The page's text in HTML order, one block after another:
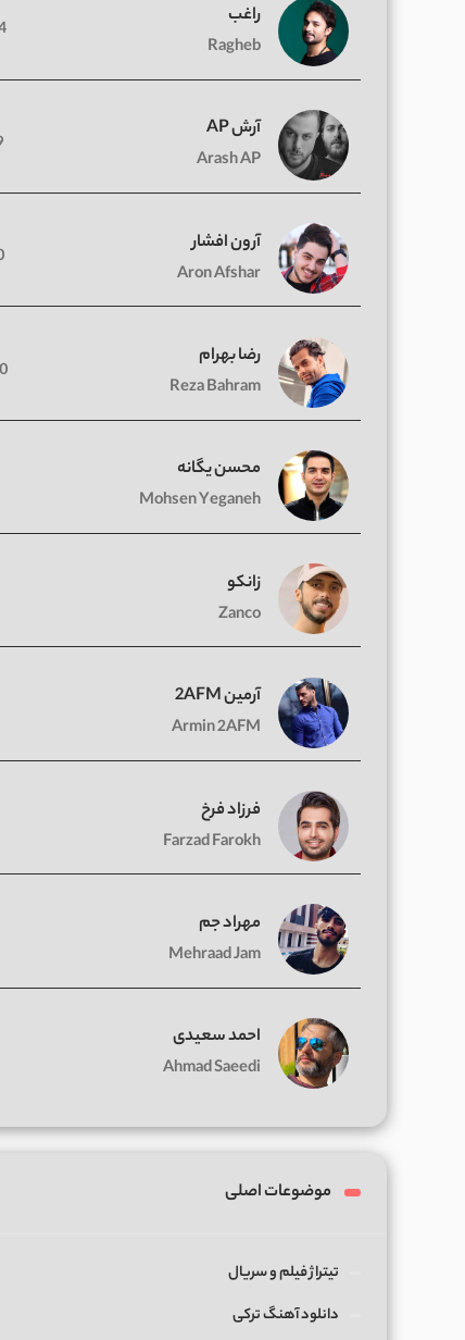
راغب
Ragheb
آرش AP
Arash AP
آرون افشار
Aron Afshar
رضا بهرام
Reza Bahram
محسن یگانه
Mohsen Yeganeh
زانکو
Zanco
آرمین 2AFM
Armin 2AFM
فرزاد فرخ
Farzad Farokh
مهراد جم
Mehraad Jam
احمد سعیدی
Ahmad Saeedi
موضوعات اصلی
تیتراژ فیلم و سریال
دانلود آهنگ ترکی